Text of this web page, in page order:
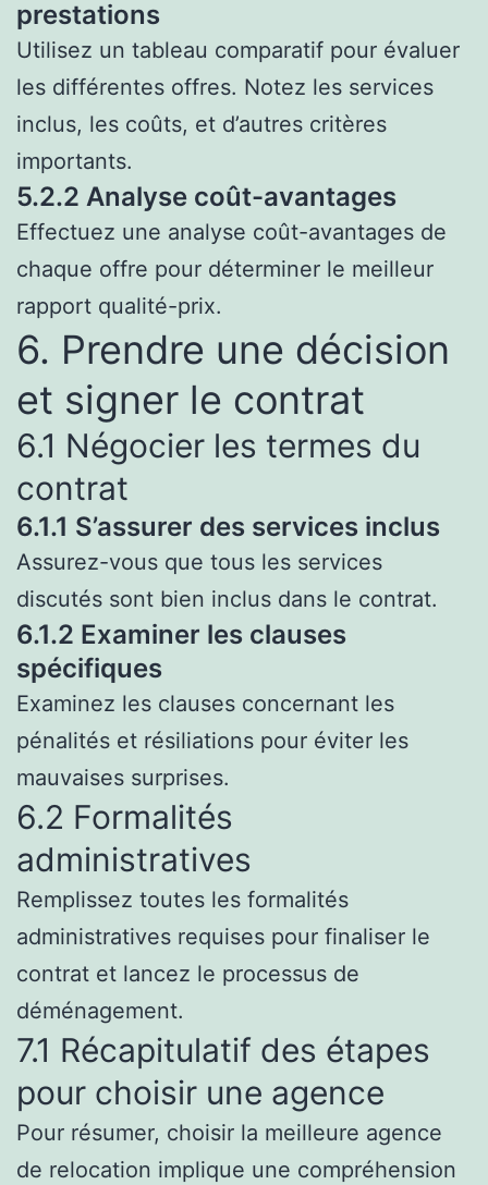
prestations
Utilisez un tableau comparatif pour évaluer
les différentes offres. Notez les services
inclus, les coûts, et d’autres critères
importants.
5.2.2 Analyse coût-avantages
Effectuez une analyse coût-avantages de
chaque offre pour déterminer le meilleur
rapport qualité-prix.
6. Prendre une décision
et signer le contrat
6.1 Négocier les termes du
contrat
6.1.1 S’assurer des services inclus
Assurez-vous que tous les services
discutés sont bien inclus dans le contrat.
6.1.2 Examiner les clauses
spécifiques
Examinez les clauses concernant les
pénalités et résiliations pour éviter les
mauvaises surprises.
6.2 Formalités
administratives
Remplissez toutes les formalités
administratives requises pour finaliser le
contrat et lancez le processus de
déménagement.
7.1 Récapitulatif des étapes
pour choisir une agence
Pour résumer, choisir la meilleure agence
de relocation implique une compréhension